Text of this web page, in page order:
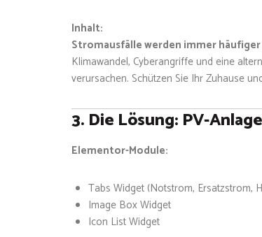
Inhalt:
Stromausfälle werden immer
Klimawandel, Cyberangriffe und eine
verursachen. Schützen Sie Ihr Zuhause
3. Die Lösung: PV-
Elementor-Module:
Tabs Widget (Notstrom, Ersatzstrom,
Image Box Widget
Icon List Widget